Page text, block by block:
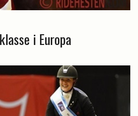
i Europa